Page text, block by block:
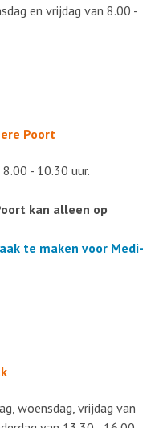
en vrijdag van 8.00 -
Poort
- 10.30 uur​.
kan alleen op
te maken voor Medi-
woensdag, vrijdag van